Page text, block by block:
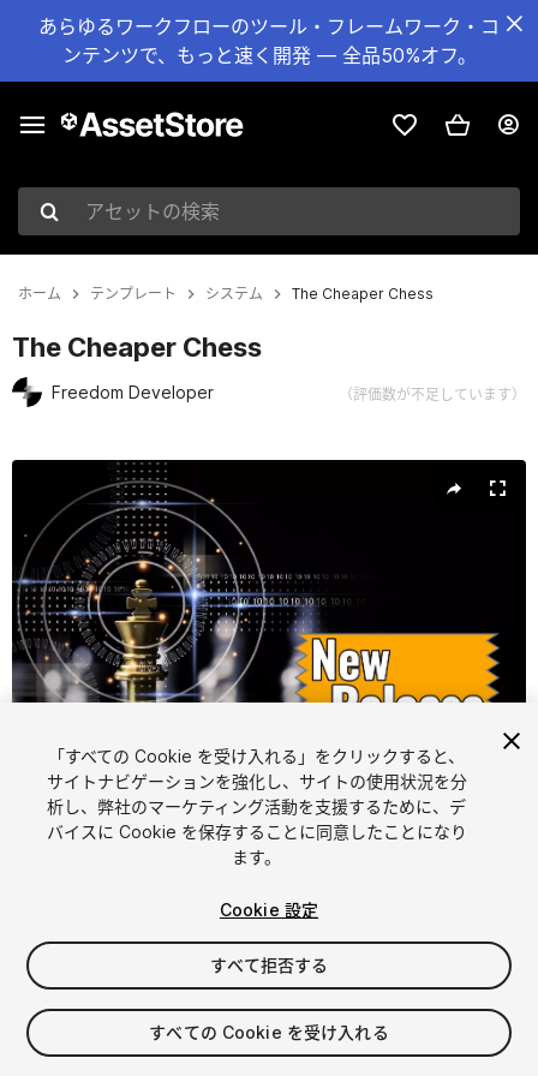
あらゆるワークフローのツール・フレームワーク・コ
ンテンツで、もっと速く開発 — 全品50%オフ。
アセットの検索
ホーム テンプレート システム The Cheaper Chess
The Cheaper Chess
Freedom Developer （評価数が不足しています）
現在のスライド：1 / 4
1 /4
$77
消費税は決済時に計算されます
「すべての Cookie を受け入れる」をクリックすると、
サイトナビゲーションを強化し、サイトの使用状況を分
析し、弊社のマーケティング活動を支援するために、デ
バイスに Cookie を保存することに同意したことになり
ます。
Cookie 設定
すべて拒否する
すべての Cookie を受け入れる